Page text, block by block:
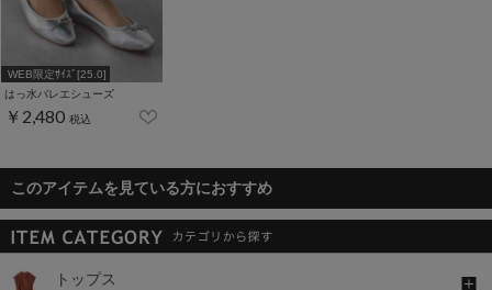
WEB限定ｻｲｽﾞ[25.0]
はっ水バレエシューズ
￥2,480 税込
このアイテムを見ている方におすすめ
トップス